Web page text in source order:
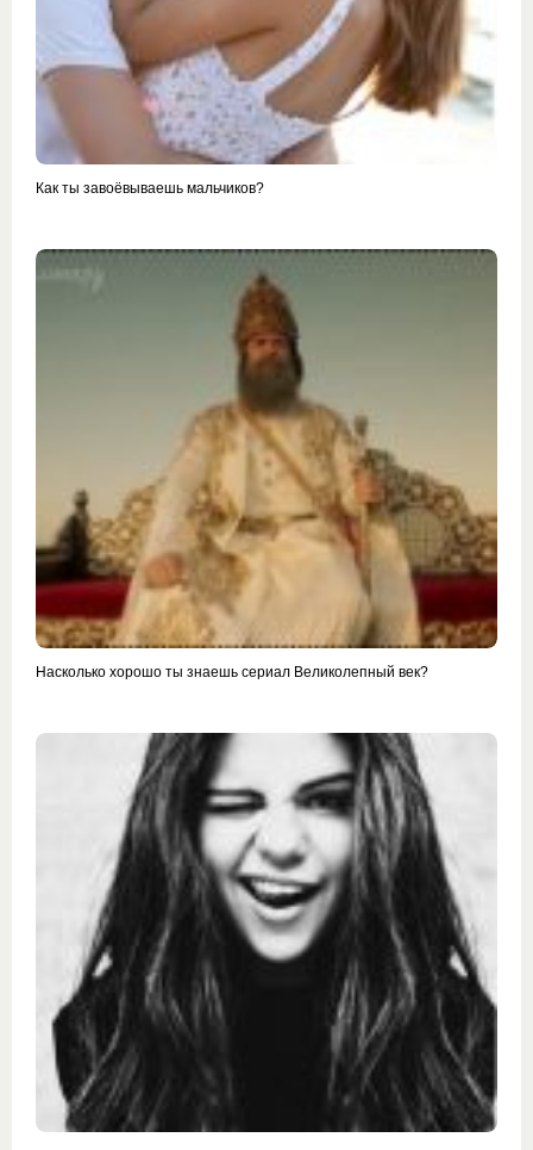
Как ты завоёвываешь мальчиков?
Насколько хорошо ты знаешь сериал Великолепный век?